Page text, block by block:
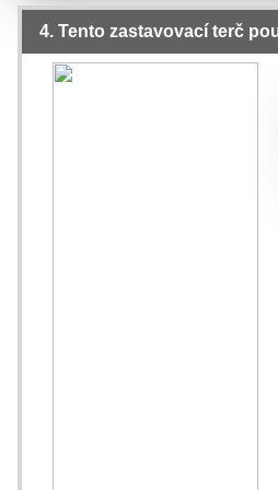
4. Tento zastavovací terč